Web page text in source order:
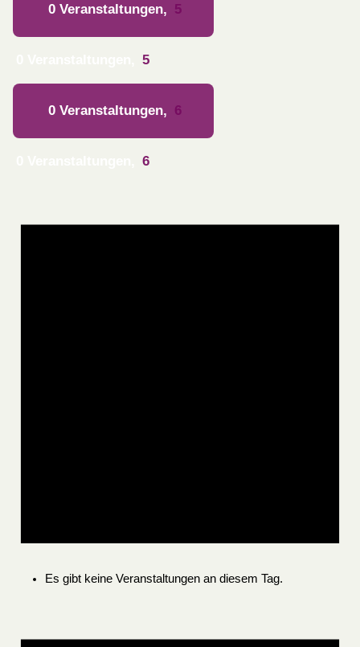
0 Veranstaltungen, 5
5
0 Veranstaltungen, 6
6
Es gibt keine Veranstaltungen an diesem Tag.